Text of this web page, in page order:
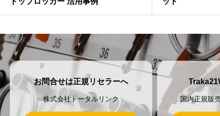
お問合せは正規リセラーへ
株式会社トータルリンク 国内正規販